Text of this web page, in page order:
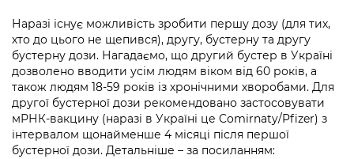
Наразі існує можливість зробити першу дозу (для тих,
хто до цього не щепився), другу, бустерну та другу
бустерну дози. Нагадаємо, що другий бустер в Україні
дозволено вводити усім людям віком від 60 років, а
також людям 18-59 років із хронічними хворобами. Для
другої бустерної дози рекомендовано застосовувати
мРНК-вакцину (наразі в Україні це Comirnaty/Pfizer) з
інтервалом щонайменше 4 місяці після першої
бустерної дози. Детальніше – за посиланням: